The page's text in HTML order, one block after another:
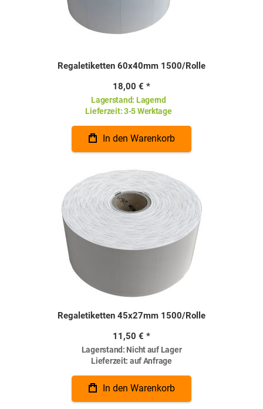
Regaletiketten 60x40mm 1500/Rolle
18,00 €
Lagerstand: Lagernd
Lieferzeit:3-5 Werktage
In den Warenkorb
Regaletiketten 45x27mm 1500/Rolle
11,50 €
Lagerstand: Nicht auf Lager
Lieferzeit: auf Anfrage
In den Warenkorb